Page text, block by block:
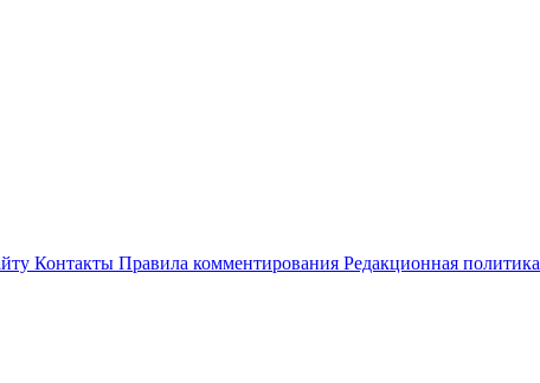
Контакты Правила комментирования Редакционная политика